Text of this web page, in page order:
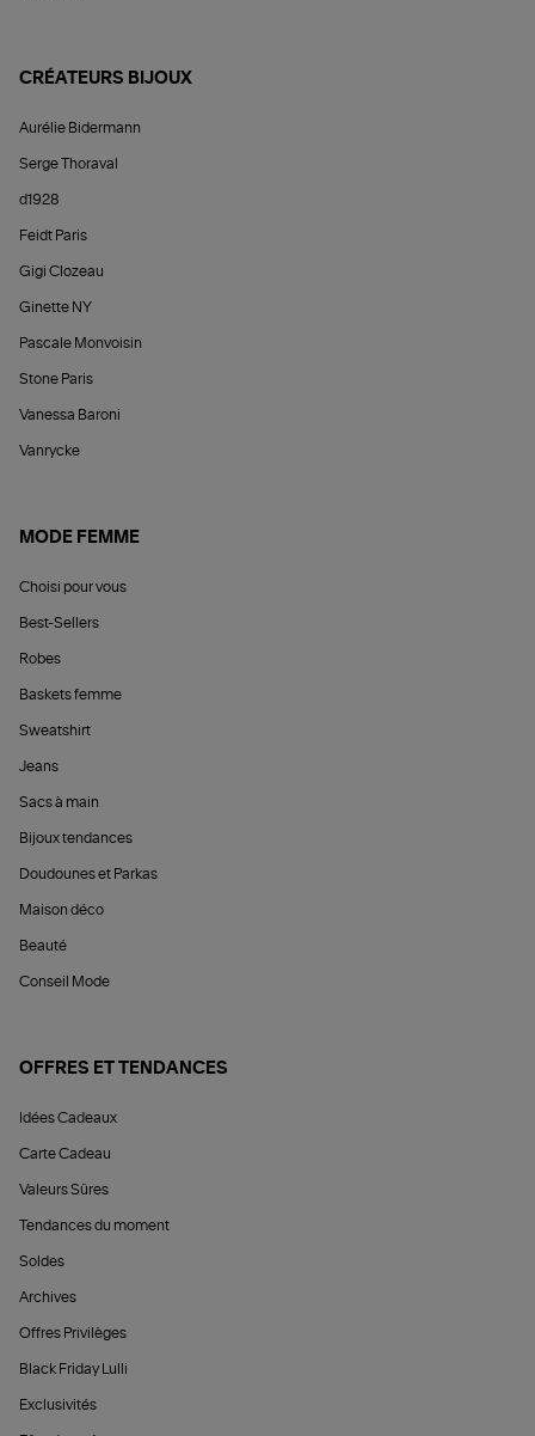
CRÉATEURS BIJOUX
Aurélie Bidermann
Serge Thoraval
d1928
Feidt Paris
Gigi Clozeau
Ginette NY
Pascale Monvoisin
Stone Paris
Vanessa Baroni
Vanrycke
MODE FEMME
Choisi pour vous
Best-Sellers
Robes
Baskets femme
Sweatshirt
Jeans
Sacs à main
Bijoux tendances
Doudounes et Parkas
Maison déco
Beauté
Conseil Mode
OFFRES ET TENDANCES
Idées Cadeaux
Carte Cadeau
Valeurs Sûres
Tendances du moment
Soldes
Archives
Offres Privilèges
Black Friday Lulli
Exclusivités